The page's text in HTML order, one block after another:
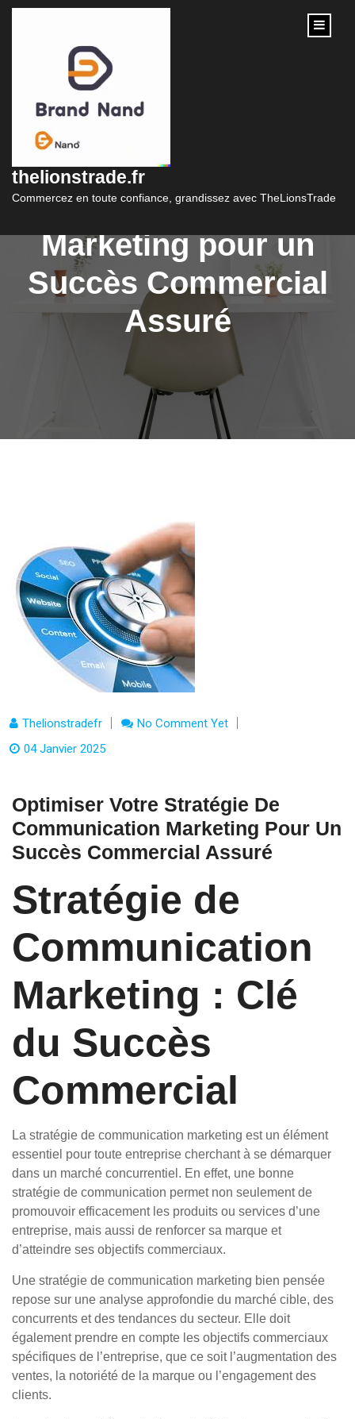
content
thelionstrade.fr
Commercez en toute confiance, grandissez avec TheLionsTrade
Stratégie de
Communication
Marketing pour un
Succès Commercial
Assuré
Thelionstradefr
No Comment Yet
04 Janvier 2025
Optimiser Votre Stratégie De
Communication Marketing Pour Un
Succès Commercial Assuré
Stratégie de
Communication
Marketing : Clé
du Succès
Commercial
La stratégie de communication marketing est un élément
essentiel pour toute entreprise cherchant à se démarquer
dans un marché concurrentiel. En effet, une bonne
stratégie de communication permet non seulement de
promouvoir efficacement les produits ou services d’une
entreprise, mais aussi de renforcer sa marque et
d’atteindre ses objectifs commerciaux.
Une stratégie de communication marketing bien pensée
repose sur une analyse approfondie du marché cible, des
concurrents et des tendances du secteur. Elle doit
également prendre en compte les objectifs commerciaux
spécifiques de l’entreprise, que ce soit l’augmentation des
ventes, la notoriété de la marque ou l’engagement des
clients.